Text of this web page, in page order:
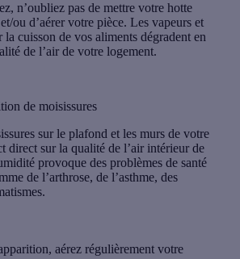
n’oubliez pas de mettre votre hotte
et/ou d’aérer votre pièce. Les vapeurs et
la cuisson de vos aliments dégradent en
de l’air de votre logement.
de moisissures
sur le plafond et les murs de votre
direct sur la qualité de l’air intérieur de
provoque des problèmes de santé
de l’arthrose, de l’asthme, des
aérez régulièrement votre